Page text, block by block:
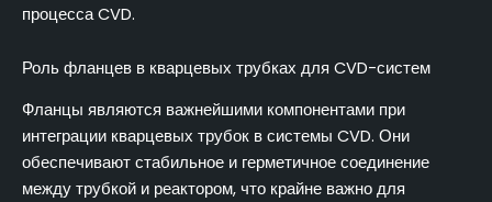
процесса CVD.
Роль фланцев в кварцевых трубках для CVD-систем
Фланцы являются важнейшими компонентами при
интеграции кварцевых трубок в системы CVD. Они
обеспечивают стабильное и герметичное соединение
между трубкой и реактором, что крайне важно для